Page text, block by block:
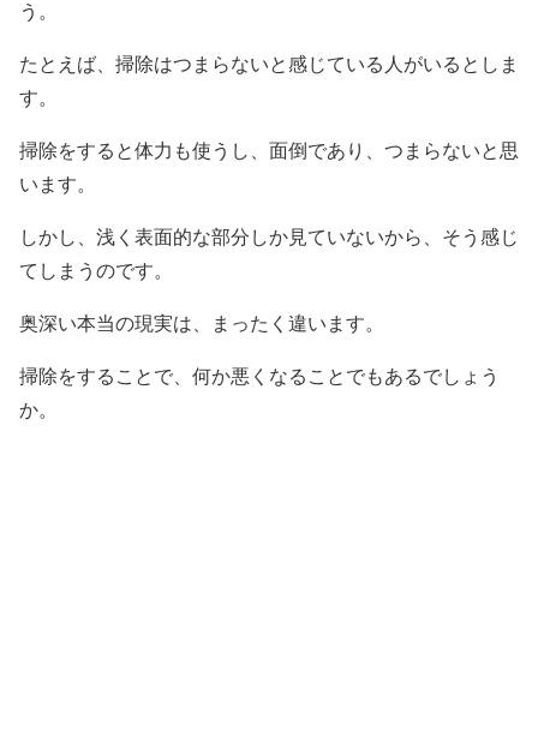
う。
たとえば、掃除はつまらないと感じている人がいるとしま
す。
掃除をすると体力も使うし、面倒であり、つまらないと思
います。
しかし、浅く表面的な部分しか見ていないから、そう感じ
てしまうのです。
奥深い本当の現実は、まったく違います。
掃除をすることで、何か悪くなることでもあるでしょう
か。